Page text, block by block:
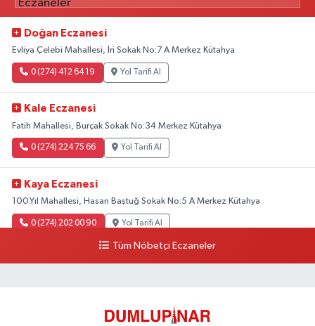
Doğan Eczanesi
Evliya Çelebi Mahallesi, İri Sokak No:7 A Merkez Kütahya
0 (274) 412 64 19 Yol Tarifi Al
Kale Eczanesi
Fatih Mahallesi, Burçak Sokak No:34 Merkez Kütahya
0 (274) 224 75 66 Yol Tarifi Al
Kaya Eczanesi
100.Yıl Mahallesi, Hasan Baştuğ Sokak No:5 A Merkez Kütahya
0 (274) 202 00 90 Yol Tarifi Al
Tüm Nöbetçi Eczaneler